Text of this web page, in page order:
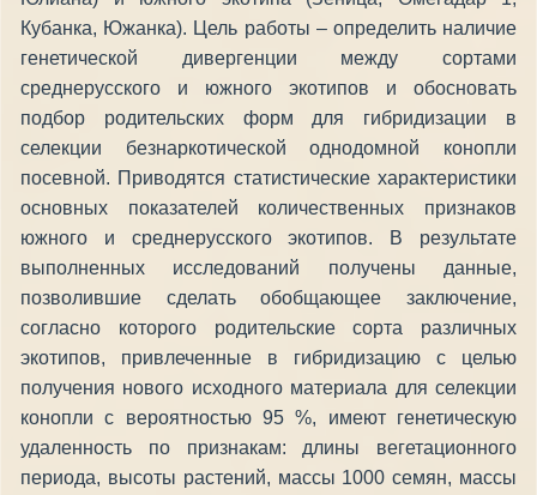
Кубанка, Южанка). Цель работы – определить наличие
генетической дивергенции между сортами
среднерусского и южного экотипов и обосновать
подбор родительских форм для гибридизации в
селекции безнаркотической однодомной конопли
посевной. Приводятся статистические характеристики
основных показателей количественных признаков
южного и среднерусского экотипов. В результате
выполненных исследований получены данные,
позволившие сделать обобщающее заключение,
согласно которого родительские сорта различных
экотипов, привлеченные в гибридизацию с целью
получения нового исходного материала для селекции
конопли с вероятностью 95 %, имеют генетическую
удаленность по признакам: длины вегетационного
периода, высоты растений, массы 1000 семян, массы